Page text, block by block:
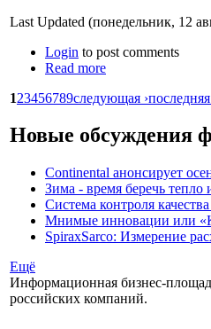
Last Updated (понедельник, 12
Login to post comments
Read more
123456789следующая ›
Новые обсуждения
Continental анонсирует
Зима - время беречь тепло
Система контроля
Мнимые инновации или
SpiraxSarco: Измерение
Ещё
Информационная бизнес-
российских компаний.